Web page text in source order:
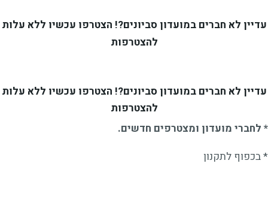
לא חברים במועדון סביונים?! הצטרפו עכשיו ללא עלות
להצטרפות
לא חברים במועדון סביונים?! הצטרפו עכשיו ללא עלות
להצטרפות
מועדון ומצטרפים חדשים.
ל תקנון